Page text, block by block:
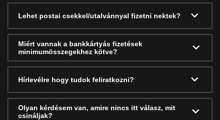
Lehet postai csekkel/utalvánnyal fizetni nektek?
Miért vannak a bankkártyás fizetések
minimumösszegekhez kötve?
Hírlevélre hogy tudok feliratkozni?
Olyan kérdésem van, amire nincs itt válasz, mit
csináljak?